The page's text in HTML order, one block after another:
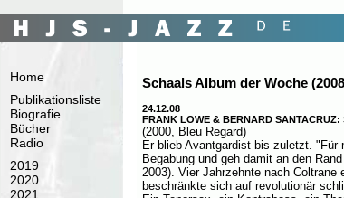
Home
Publikationsliste
Biografie
Bücher
Radio
2019
2020
2021
Schaals Album der Woche
24.12.08
FRANK LOWE & BERNARD SANTACRUZ:
(2000, Bleu Regard)
Er blieb Avantgardist bis zuletzt.
Begabung und geh damit an den
2003). Vier Jahrzehnte nach
beschränkte sich auf revolutionär